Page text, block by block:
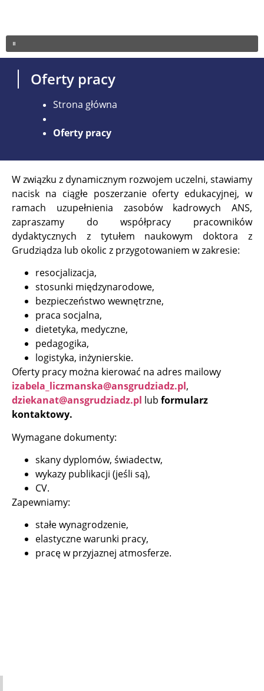
Oferty pracy
Strona główna
Oferty pracy
W związku z dynamicznym rozwojem uczelni, stawiamy
nacisk na ciągłe poszerzanie oferty edukacyjnej, w
ramach uzupełnienia zasobów kadrowych ANS,
zapraszamy do współpracy pracowników
dydaktycznych z tytułem naukowym doktora z
Grudziądza lub okolic z przygotowaniem w zakresie:
resocjalizacja,
stosunki międzynarodowe,
bezpieczeństwo wewnętrzne,
praca socjalna,
dietetyka, medyczne,
pedagogika,
logistyka, inżynierskie.
Oferty pracy można kierować na adres mailowy
izabela_liczmanska@ansgrudziadz.pl,
dziekanat@ansgrudziadz.pl lub formularz
kontaktowy.
Wymagane dokumenty:
skany dyplomów, świadectw,
wykazy publikacji (jeśli są),
CV.
Zapewniamy:
stałe wynagrodzenie,
elastyczne warunki pracy,
pracę w przyjaznej atmosferze.